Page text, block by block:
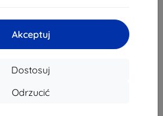
Akceptuj
Dostosuj
Odrzucić